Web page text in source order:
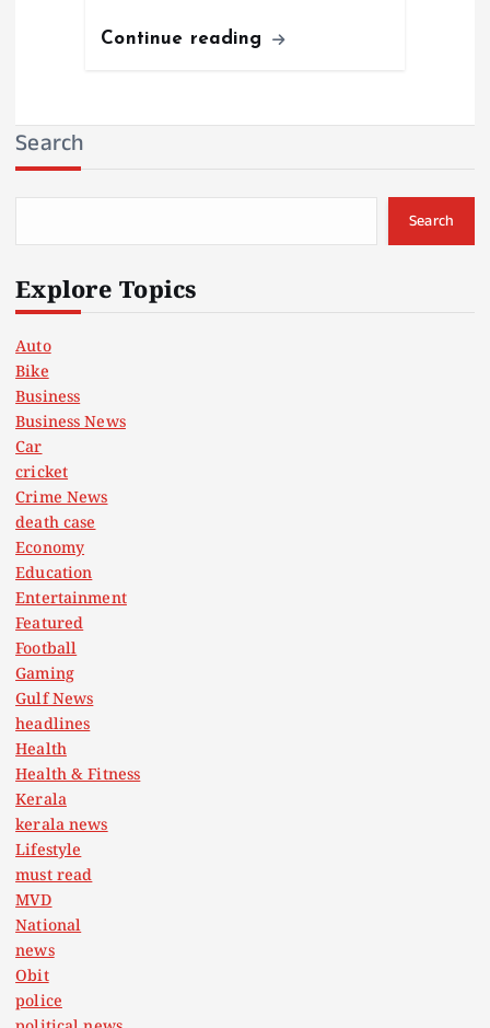
Continue reading
Search
Search
Explore Topics
Auto
Bike
Business
Business News
Car
cricket
Crime News
death case
Economy
Education
Entertainment
Featured
Football
Gaming
Gulf News
headlines
Health
Health & Fitness
Kerala
kerala news
Lifestyle
must read
MVD
National
news
Obit
police